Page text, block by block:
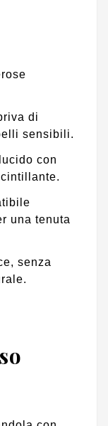
di
sensibili.
con
una tenuta
senza